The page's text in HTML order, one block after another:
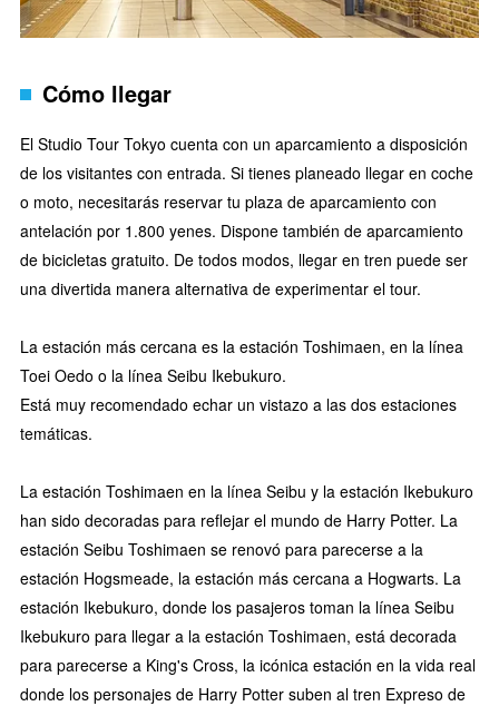
Cómo llegar
El Studio Tour Tokyo cuenta con un aparcamiento a disposición
de los visitantes con entrada. Si tienes planeado llegar en coche
o moto, necesitarás reservar tu plaza de aparcamiento con
antelación por 1.800 yenes. Dispone también de aparcamiento
de bicicletas gratuito. De todos modos, llegar en tren puede ser
una divertida manera alternativa de experimentar el tour.
La estación más cercana es la estación Toshimaen, en la línea
Toei Oedo o la línea Seibu Ikebukuro.
Está muy recomendado echar un vistazo a las dos estaciones
temáticas.
La estación Toshimaen en la línea Seibu y la estación Ikebukuro
han sido decoradas para reflejar el mundo de Harry Potter. La
estación Seibu Toshimaen se renovó para parecerse a la
estación Hogsmeade, la estación más cercana a Hogwarts. La
estación Ikebukuro, donde los pasajeros toman la línea Seibu
Ikebukuro para llegar a la estación Toshimaen, está decorada
para parecerse a King's Cross, la icónica estación en la vida real
donde los personajes de Harry Potter suben al tren Expreso de